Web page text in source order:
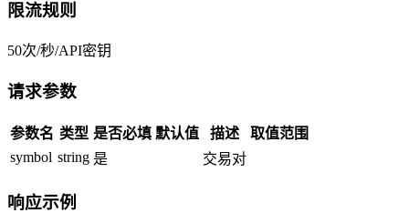
限流规则
50次/秒/API密钥
请求参数
参数名 类型 是否必填 默认值 描述
取值范围
symbol string 是 交易对
响应示例